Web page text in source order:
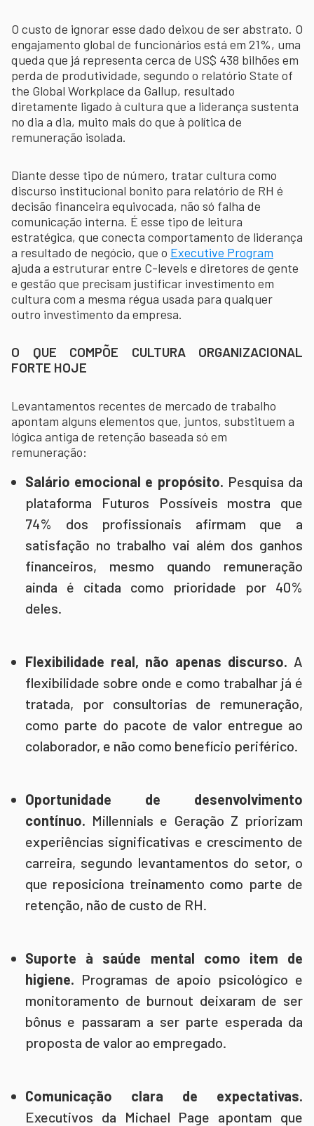
O custo de ignorar esse dado deixou de ser abstrato. O
engajamento global de funcionários está em 21%, uma
queda que já representa cerca de US$ 438 bilhões em
perda de produtividade, segundo o relatório State of
the Global Workplace da Gallup, resultado
diretamente ligado à cultura que a liderança sustenta
no dia a dia, muito mais do que à política de
remuneração isolada.
Diante desse tipo de número, tratar cultura como
discurso institucional bonito para relatório de RH é
decisão financeira equivocada, não só falha de
comunicação interna. É esse tipo de leitura
estratégica, que conecta comportamento de liderança
a resultado de negócio, que o Executive Program
ajuda a estruturar entre C-levels e diretores de gente
e gestão que precisam justificar investimento em
cultura com a mesma régua usada para qualquer
outro investimento da empresa.
O QUE COMPÕE CULTURA ORGANIZACIONAL
FORTE HOJE
Levantamentos recentes de mercado de trabalho
apontam alguns elementos que, juntos, substituem a
lógica antiga de retenção baseada só em
remuneração:
Salário emocional e propósito. Pesquisa da
plataforma Futuros Possíveis mostra que
74% dos profissionais afirmam que a
satisfação no trabalho vai além dos ganhos
financeiros, mesmo quando remuneração
ainda é citada como prioridade por 40%
deles.
Flexibilidade real, não apenas discurso. A
flexibilidade sobre onde e como trabalhar já é
tratada, por consultorias de remuneração,
como parte do pacote de valor entregue ao
colaborador, e não como benefício periférico.
Oportunidade de desenvolvimento
contínuo. Millennials e Geração Z priorizam
experiências significativas e crescimento de
carreira, segundo levantamentos do setor, o
que reposiciona treinamento como parte de
retenção, não de custo de RH.
Suporte à saúde mental como item de
higiene. Programas de apoio psicológico e
monitoramento de burnout deixaram de ser
bônus e passaram a ser parte esperada da
proposta de valor ao empregado.
Comunicação clara de expectativas.
Executivos da Michael Page apontam que